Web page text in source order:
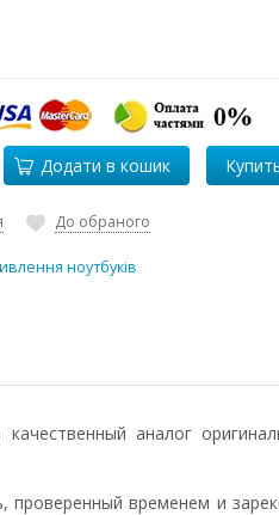
Додати в кошик
До обраного
ноутбуків
качественный аналог
временем и